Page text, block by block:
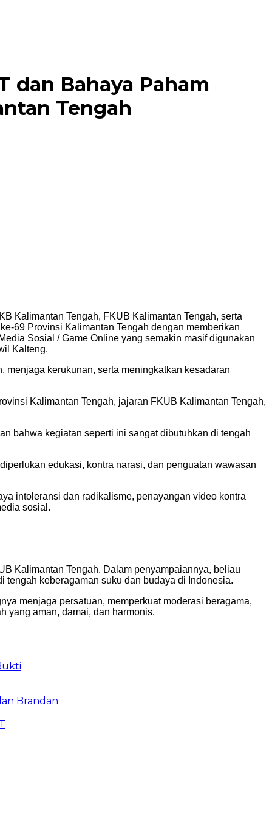
dan Bahaya Paham
Tengah
Kalimantan Tengah, FKUB Kalimantan Tengah, serta
69 Provinsi Kalimantan Tengah dengan memberikan
Sosial / Game Online yang semakin masif digunakan
Kalteng.
kerukunan, serta meningkatkan kesadaran
Kalimantan Tengah, jajaran FKUB Kalimantan Tengah,
bahwa kegiatan seperti ini sangat dibutuhkan di tengah
edukasi, kontra narasi, dan penguatan wawasan
intoleransi dan radikalisme, penayangan video kontra
sosial.
Kalimantan Tengah. Dalam penyampaiannya, beliau
tengah keberagaman suku dan budaya di Indonesia.
menjaga persatuan, memperkuat moderasi beragama,
yang aman, damai, dan harmonis.
Brandan